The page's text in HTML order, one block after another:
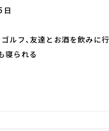
日
ゴルフ、友達とお酒を飲みに
寝られる